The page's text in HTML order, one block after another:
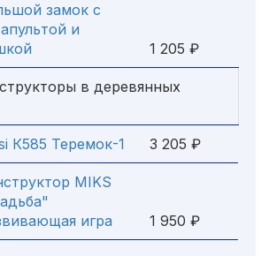
замок с
и
1 205 ₽
в деревянных
К585 Теремок-1 3 205 ₽
MIKS
игра
1 950 ₽